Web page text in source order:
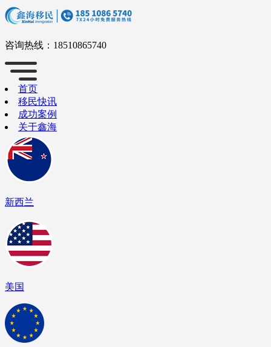
咨询热线： 18510865740
首页
移民快讯
成功案例
关于鑫海
新西兰
美国